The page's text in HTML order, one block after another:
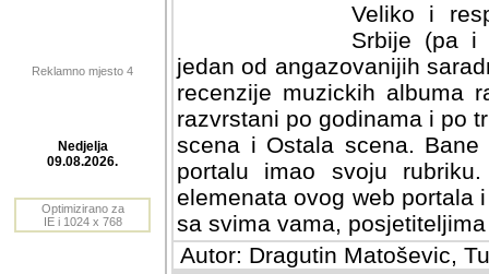
Reklamno mjesto 4
Veliko i
Srbije (pa i
jedan od angazovanijih
recenzije muzickih albuma
razvrstani po godinama i po
scena i Ostala scena.
portalu imao svoju
elemenata ovog web portala
sa svima vama,
Autor: Dragutin Matoševic,